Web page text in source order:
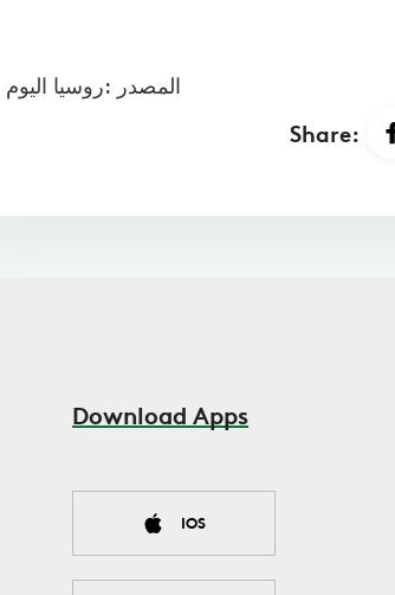
المصدر :روسيا اليوم
Share:
Download Apps
IOS